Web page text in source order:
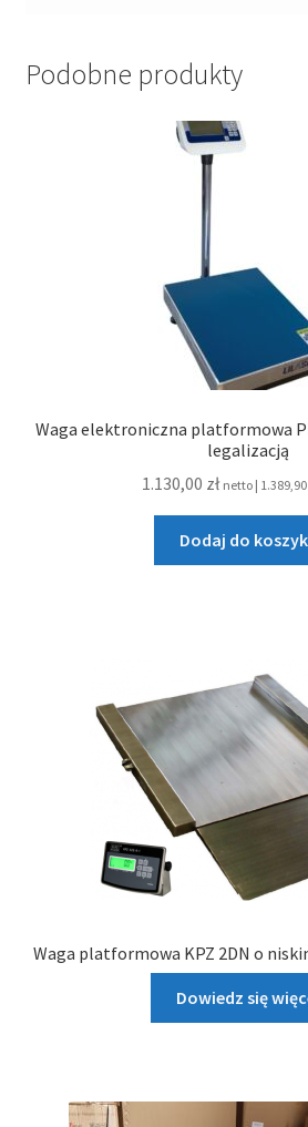
Podobne produkty
Waga elektroniczna platformowa
legalizacją
1.130,00 zł netto | 1.389,90
Dodaj do
Waga platformowa KPZ 2DN o
Dowiedz się